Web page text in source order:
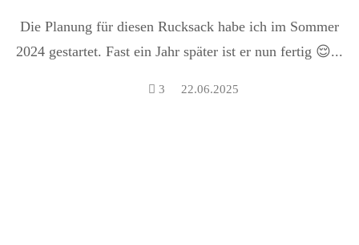
Hunderucksack)
Die Planung für diesen Rucksack habe ich im Sommer
2024 gestartet. Fast ein Jahr später ist er nun fertig 😌...
3 22.06.2025